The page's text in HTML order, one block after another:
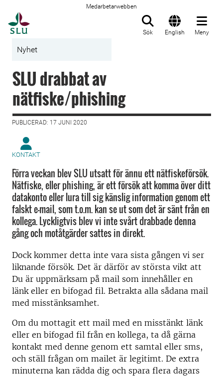
Medarbetarwebben
Sök English Meny
Nyhet
SLU drabbat av
nätfiske/phishing
PUBLICERAD: 17 JUNI 2020
KONTAKT
Förra veckan blev SLU utsatt för ännu ett nätfiskeförsök.
Nätfiske, eller phishing, är ett försök att komma över ditt
datakonto eller lura till sig känslig information genom ett
falskt e-mail, som t.o.m. kan se ut som det är sänt från en
kollega. Lyckligtvis blev vi inte svårt drabbade denna
gång och motåtgärder sattes in direkt.
Dock kommer detta inte vara sista gången vi ser
liknande försök. Det är därför av största vikt att
Du är uppmärksam på mail som innehåller en
länk eller en bifogad fil. Betrakta alla sådana mail
med misstänksamhet.
Om du mottagit ett mail med en misstänkt länk
eller en bifogad fil från en kollega, ta då gärna
kontakt med denne genom ett samtal eller sms,
och ställ frågan om mailet är legitimt. De extra
minuterna kan rädda dig och spara flera dagars